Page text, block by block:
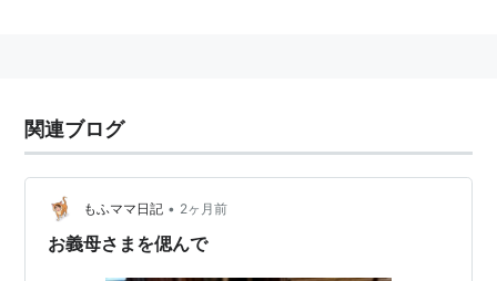
関連ブログ
もふママ日記 • 2ヶ月前
お義母さまを偲んで